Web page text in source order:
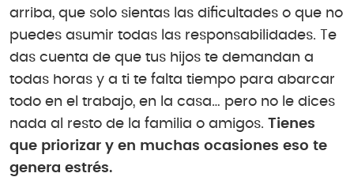
arriba, que solo sientas las dificultades o que no
puedes asumir todas las responsabilidades. Te
das cuenta de que tus hijos te demandan a
todas horas y a ti te falta tiempo para abarcar
todo en el trabajo, en la casa… pero no le dices
nada al resto de la familia o amigos. Tienes
que priorizar y en muchas ocasiones eso te
genera estrés.